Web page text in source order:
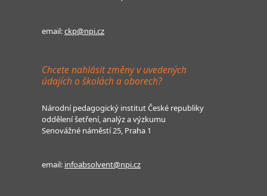
email:ckp@npi.cz
Chcete nahlásit změny v uvedených
údajích o školách a oborech?
Národní pedagogický institut České republiky
oddělení šetření, analýz a výzkumu
Senovážné náměstí 25, Praha 1
email: infoabsolvent@npi.cz